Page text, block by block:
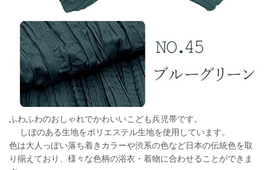
ふわふわのおしゃれでかわいいこども兵児帯です。
しぼのある生地をポリエステル生地を使用しています。
色は大人っぽい落ち着きカラーや渋系の色など日本の伝統色を取
り揃えており、様々な色柄の浴衣・着物に合わせることができま